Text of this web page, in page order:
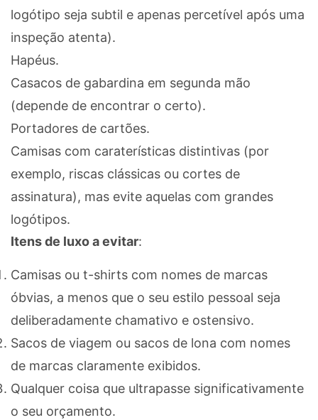
logótipo seja subtil e apenas percetível após uma
inspeção atenta).
Hapéus.
Casacos de gabardina em segunda mão
(depende de encontrar o certo).
Portadores de cartões.
Camisas com caraterísticas distintivas (por
exemplo, riscas clássicas ou cortes de
assinatura), mas evite aquelas com grandes
logótipos.
Itens de luxo a evitar:
Camisas ou t-shirts com nomes de marcas
óbvias, a menos que o seu estilo pessoal seja
deliberadamente chamativo e ostensivo.
Sacos de viagem ou sacos de lona com nomes
de marcas claramente exibidos.
Qualquer coisa que ultrapasse significativamente
o seu orçamento.